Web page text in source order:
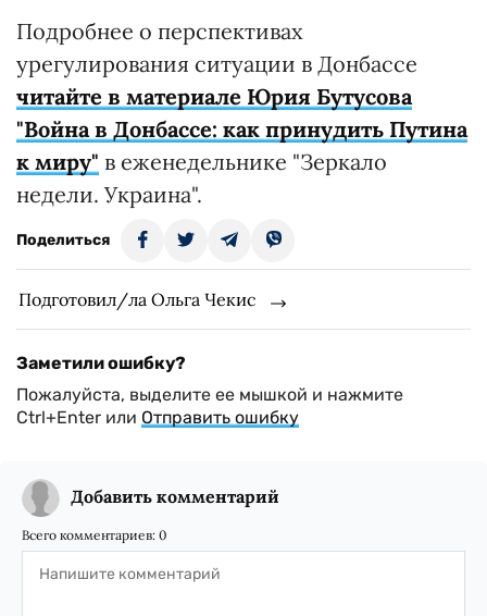
Подробнее о перспективах
урегулирования ситуации в Донбассе
читайте в материале Юрия Бутусова
"Война в Донбассе: как принудить Путина
к миру" в еженедельнике "Зеркало
недели. Украина".
Поделиться
Подготовил/ла Ольга Чекис
Заметили ошибку?
Пожалуйста, выделите ее мышкой и нажмите
Ctrl+Enter или Отправить ошибку
Добавить комментарий
Всего комментариев: 0